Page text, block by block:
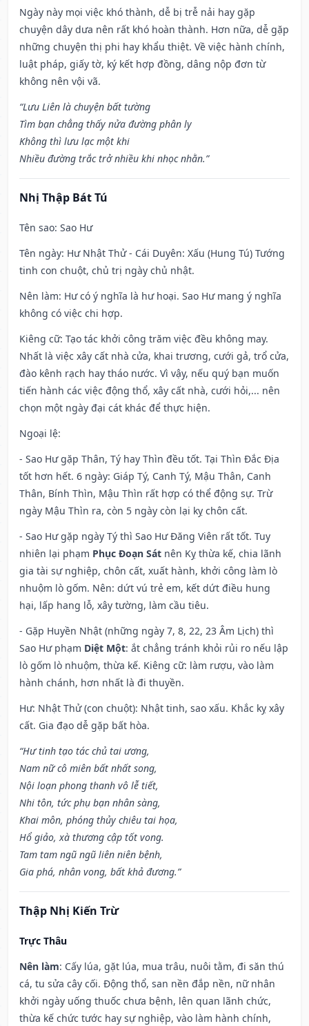
Ngày này mọi việc khó thành, dễ bị trễ nải hay gặp
chuyện dây dưa nên rất khó hoàn thành. Hơn nữa, dễ gặp
những chuyện thị phi hay khẩu thiệt. Về việc hành chính,
luật pháp, giấy tờ, ký kết hợp đồng, dâng nộp đơn từ
không nên vội vã.
“Lưu Liên là chuyện bất tường
Tìm bạn chẳng thấy nửa đường phân ly
Không thì lưu lạc một khi
Nhiều đường trắc trở nhiều khi nhọc nhằn.”
Nhị Thập Bát Tú
Tên sao: Sao Hư
Tên ngày: Hư Nhật Thử - Cái Duyên: Xấu (Hung Tú) Tướng
tinh con chuột, chủ trị ngày chủ nhật.
Nên làm: Hư có ý nghĩa là hư hoại. Sao Hư mang ý nghĩa
không có việc chi hợp.
Kiêng cữ: Tạo tác khởi công trăm việc đều không may.
Nhất là việc xây cất nhà cửa, khai trương, cưới gả, trổ cửa,
đào kênh rạch hay tháo nước. Vì vậy, nếu quý bạn muốn
tiến hành các việc động thổ, xây cất nhà, cưới hỏi,... nên
chọn một ngày đại cát khác để thực hiện.
Ngoại lệ:
- Sao Hư gặp Thân, Tý hay Thìn đều tốt. Tại Thìn Đắc Địa
tốt hơn hết. 6 ngày: Giáp Tý, Canh Tý, Mậu Thân, Canh
Thân, Bính Thìn, Mậu Thìn rất hợp có thể động sự. Trừ
ngày Mậu Thìn ra, còn 5 ngày còn lại kỵ chôn cất.
- Sao Hư gặp ngày Tý thì Sao Hư Đăng Viên rất tốt. Tuy
nhiên lại phạm Phục Đoạn Sát nên Kỵ thừa kế, chia lãnh
gia tài sự nghiệp, chôn cất, xuất hành, khởi công làm lò
nhuộm lò gốm. Nên: dứt vú trẻ em, kết dứt điều hung
hại, lấp hang lỗ, xây tường, làm cầu tiêu.
- Gặp Huyền Nhật (những ngày 7, 8, 22, 23 Âm Lịch) thì
Sao Hư phạm Diệt Một: ắt chẳng tránh khỏi rủi ro nếu lập
lò gốm lò nhuộm, thừa kế. Kiêng cữ: làm rượu, vào làm
hành chánh, hơn nhất là đi thuyền.
Hư: Nhật Thử (con chuột): Nhật tinh, sao xấu. Khắc kỵ xây
cất. Gia đạo dễ gặp bất hòa.
“Hư tinh tạo tác chủ tai ương,
Nam nữ cô miên bất nhất song,
Nội loạn phong thanh vô lễ tiết,
Nhi tôn, tức phụ bạn nhân sàng,
Khai môn, phóng thủy chiêu tai họa,
Hổ giảo, xà thương cập tốt vong.
Tam tam ngũ ngũ liên niên bệnh,
Gia phá, nhân vong, bất khả đương.”
Thập Nhị Kiến Trừ
Trực Thâu
Nên làm: Cấy lúa, gặt lúa, mua trâu, nuôi tằm, đi săn thú
cá, tu sửa cây cối. Động thổ, san nền đắp nền, nữ nhân
khởi ngày uống thuốc chưa bệnh, lên quan lãnh chức,
thừa kế chức tước hay sự nghiệp, vào làm hành chính,